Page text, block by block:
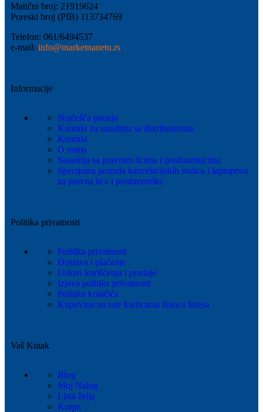
Matični broj: 21919624
Poreski broj (PIB) 113734769
Telefon: 061/6494537
e-mail: info@marketnanetu.rs
Informacije
Najčešća pitanja
Kontakt za saradnju sa distributerima
Kontakt
O nama
Saradnja sa pravnim licima i preduzetnicima
Specijalna ponuda kancelarijskih stolica i laptopova
za pravna lica i preduzetnike
Politika privatnosti
Politika privatnosti
Dostava i plaćanje
Uslovi korišćenja i prodaje
Izjava politike privatnosti
Politika kolačića
Kupovina na rate karticama Banca Intesa
Vaš Kutak
Blog
Moj Nalog
Lista želja
Korpa